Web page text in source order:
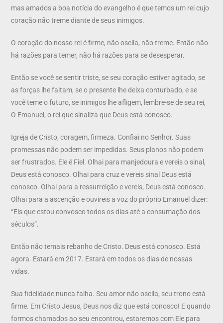
mas amados a boa notícia do evangelho é que temos um rei cujo
coração não treme diante de seus inimigos.
O coração do nosso rei é firme, não oscila, não treme. Então não
há razões para temer, não há razões para se desesperar.
Então se você se sentir triste, se seu coração estiver agitado, se
as forças lhe faltam, se o presente lhe deixa conturbado, e se
você teme o futuro, se inimigos lhe afligem, lembre-se de seu rei,
O Emanuel, o rei que sinaliza que Deus está conosco.
Igreja de Cristo, coragem, firmeza. Confiai no Senhor. Suas
promessas não podem ser impedidas. Seus planos não podem
ser frustrados. Ele é Fiel. Olhai para manjedoura e vereis o sinal,
Deus está conosco. Olhai para cruz e vereis sinal Deus está
conosco. Olhai para a ressurreição e vereis, Deus está conosco.
Olhai para a ascenção e ouvireis a voz do próprio Emanuel dizer:
“Eis que estou convosco todos os dias até a consumação dos
séculos”.
Então não temais rebanho de Cristo. Deus está conosco. Está
agora. Estará em 2017. Estará em todos os dias de nossas
vidas.
Sua fidelidade nunca falha. Seu amor não oscila, seu trono está
firme. Em Cristo Jesus, Deus nos diz que está conosco! E quando
formos chamados ao seu encontrou, estaremos com Ele para